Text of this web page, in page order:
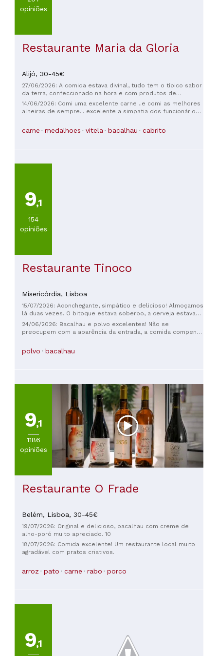
opiniões
Restaurante Maria da Gloria
Alijó, 30-45€
27/06/2026: A comida estava divinal, tudo tem o típico sabor
da terra, confeccionado na hora e com produtos de
qualidade. O atendimento foi excelente, ligamos com
antecedência para saber a que horas fechava a cozinha,
fomos muito bem recebidos, registaram o nosso pedido e
14/06/2026: Comi uma excelente carne ..e comi as melhores
alheiras de sempre... excelente a simpatia dos funcionários
carne medalhoes vitela bacalhau cabrito
9,1
154
opiniões
Restaurante Tinoco
Misericórdia, Lisboa
15/07/2026: Aconchegante, simpático e delicioso! Almoçamos
lá duas vezes. O bitoque estava soberbo, a cerveja estava
gelada, as azeitonas e o queijo estavam saborosos, e o
serviço foi rápido e amigável. O fato de haver clientes
habituais novamente na nossa segunda visita fala por si só. O
24/06/2026: Bacalhau e polvo excelentes! Não se
preocupem com a aparência da entrada, a comida compensa
polvo bacalhau
9,1
1186
opiniões
Restaurante O Frade
Belém, Lisboa, 30-45€
19/07/2026: Original e delicioso, bacalhau com creme de
alho-poró muito apreciado. 10
18/07/2026: Comida excelente! Um restaurante local muito
agradável com pratos criativos.
arroz pato carne rabo porco
9,1